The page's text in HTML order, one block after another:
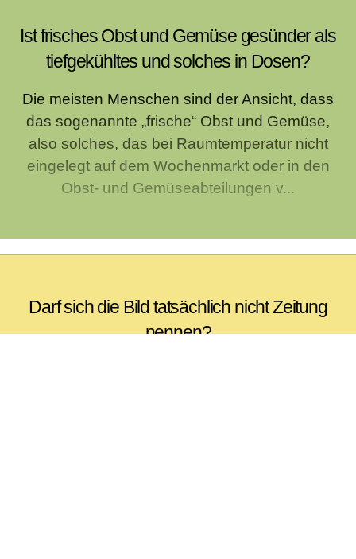
Ist frisches Obst und Gemüse gesünder als
tiefgekühltes und solches in Dosen?
Die meisten Menschen sind der Ansicht, dass
das sogenannte „frische“ Obst und Gemüse,
also solches, das bei Raumtemperatur nicht
eingelegt auf dem Wochenmarkt oder in den
Obst- und Gemüseabteilungen v...
Darf sich die Bild tatsächlich nicht Zeitung
nennen?